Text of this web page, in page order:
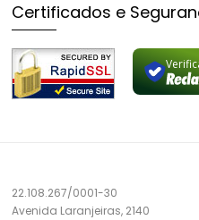
Certificados e
22.108.267/0001-30
Avenida Laranjeiras, 2140